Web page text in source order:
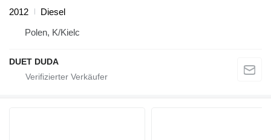
2012
Diesel
Polen, K/Kielc
DUET DUDA